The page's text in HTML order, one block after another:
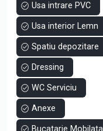
Usa intrare PVC
Usa interior Lemn
Spatiu depozitare
Dressing
WC Serviciu
Anexe